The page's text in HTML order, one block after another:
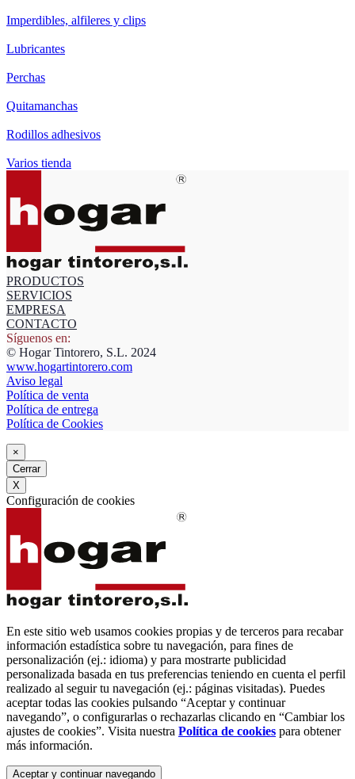
Imperdibles, alfileres y clips
Lubricantes
Perchas
Quitamanchas
Rodillos adhesivos
Varios tienda
PRODUCTOS
SERVICIOS
EMPRESA
CONTACTO
Síguenos en:
© Hogar Tintorero, S.L. 2024
www.hogartintorero.com
Aviso legal
Política de venta
Política de entrega
Política de Cookies
×
Cerrar
X
Configuración de cookies
En este sitio web usamos cookies propias y de terceros para recabar
información estadística sobre tu navegación, para fines de
personalización (ej.: idioma) y para mostrarte publicidad
personalizada basada en tus preferencias teniendo en cuenta el perfil
realizado al seguir tu navegación (ej.: páginas visitadas). Puedes
aceptar todas las cookies pulsando “Aceptar y continuar
navegando”, o configurarlas o rechazarlas clicando en “Cambiar los
ajustes de cookies”. Visita nuestra Política de cookies para obtener
más información.
Aceptar y continuar navegando